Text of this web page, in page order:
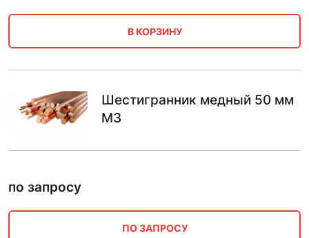
В КОРЗИНУ
Шестигранник медный 50 мм
М3
по запросу
ПО ЗАПРОСУ